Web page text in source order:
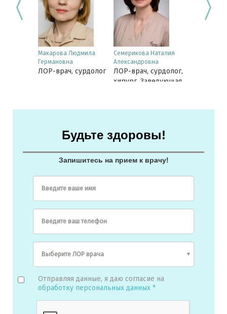
Макарова Людмила
Германовна
ЛОР-врач, сурдолог
Семерикова Наталия
Александровна
ЛОР-врач, сурдолог,
хирург. Заведующая
К.Цеткин
медицинских наук
Будьте здоровы!
Запишитесь на прием к врачу!
Введите ваше имя
Введите ваш телефон
Отправляя данные, я даю согласие на
обработку персональных данных *